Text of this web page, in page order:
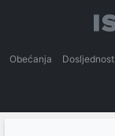
Obećanja Dosljednost